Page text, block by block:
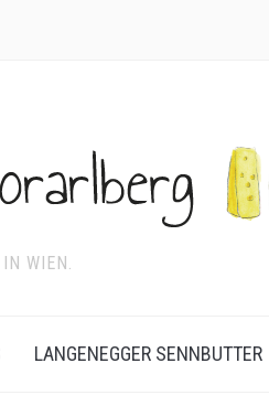
WIEN.
LANGENEGGER SENNBUTTER